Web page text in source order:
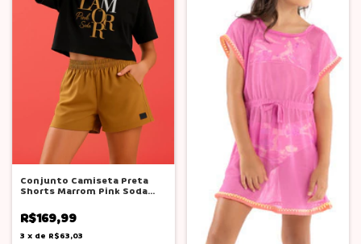
Conjunto Camiseta Preta
Shorts Marrom Pink Soda
R$169,99
3 x de R$63,03